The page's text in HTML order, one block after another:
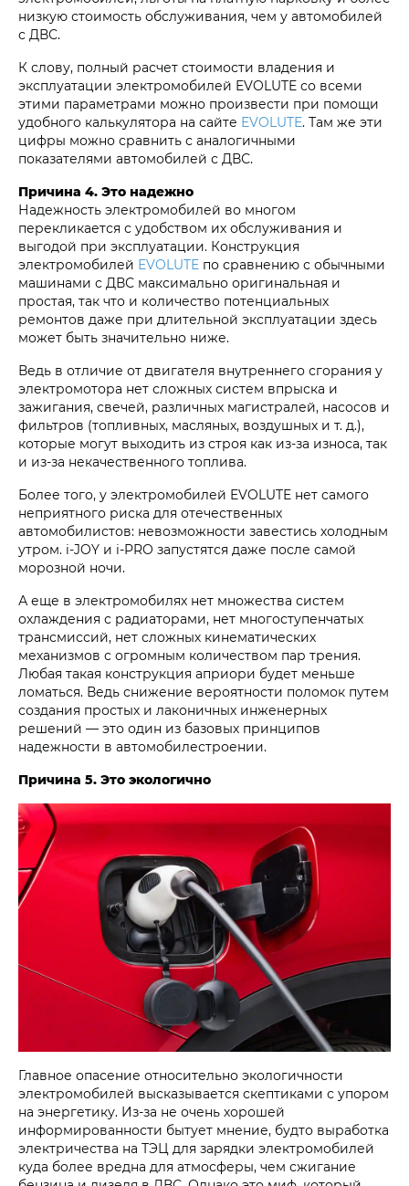
низкую стоимость обслуживания, чем у автомобилей
с ДВС.
К слову, полный расчет стоимости владения и
эксплуатации электромобилей EVOLUTE со всеми
этими параметрами можно произвести при помощи
удобного калькулятора на сайте EVOLUTE. Там же эти
цифры можно сравнить с аналогичными
показателями автомобилей с ДВС.
Причина 4. Это надежно
Надежность электромобилей во многом
перекликается с удобством их обслуживания и
выгодой при эксплуатации. Конструкция
электромобилей EVOLUTE по сравнению с обычными
машинами с ДВС максимально оригинальная и
простая, так что и количество потенциальных
ремонтов даже при длительной эксплуатации здесь
может быть значительно ниже.
Ведь в отличие от двигателя внутреннего сгорания у
электромотора нет сложных систем впрыска и
зажигания, свечей, различных магистралей, насосов и
фильтров (топливных, масляных, воздушных и т. д.),
которые могут выходить из строя как из-за износа, так
и из-за некачественного топлива.
Более того, у электромобилей EVOLUTE нет самого
неприятного риска для отечественных
автомобилистов: невозможности завестись холодным
утром. i‑JOY и i‑PRO запустятся даже после самой
морозной ночи.
А еще в электромобилях нет множества систем
охлаждения с радиаторами, нет многоступенчатых
трансмиссий, нет сложных кинематических
механизмов с огромным количеством пар трения.
Любая такая конструкция априори будет меньше
ломаться. Ведь снижение вероятности поломок путем
создания простых и лаконичных инженерных
решений — это один из базовых принципов
надежности в автомобилестроении.
Причина 5. Это экологично
Главное опасение относительно экологичности
электромобилей высказывается скептиками с упором
на энергетику. Из-за не очень хорошей
информированности бытует мнение, будто выработка
электричества на ТЭЦ для зарядки электромобилей
куда более вредна для атмосферы, чем сжигание